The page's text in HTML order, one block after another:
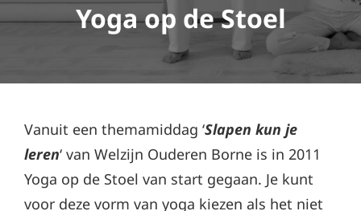
Yoga op de Stoel
Vanuit een themamiddag ‘Slapen kun je
leren‘ van Welzijn Ouderen Borne is in 2011
Yoga op de Stoel van start gegaan. Je kunt
voor deze vorm van yoga kiezen als het niet